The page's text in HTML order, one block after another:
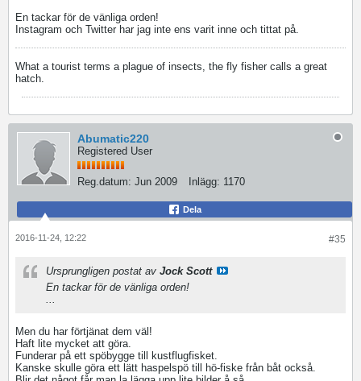
En tackar för de vänliga orden!
Instagram och Twitter har jag inte ens varit inne och tittat på.
What a tourist terms a plague of insects, the fly fisher calls a great
hatch.
Abumatic220
Registered User
Reg.datum: Jun 2009 Inlägg: 1170
Dela
#35
2016-11-24, 12:22
Ursprungligen postat av Jock Scott
En tackar för de vänliga orden!
...
Men du har förtjänat dem väl!
Haft lite mycket att göra.
Funderar på ett spöbygge till kustflugfisket.
Kanske skulle göra ett lätt haspelspö till hö-fiske från båt också.